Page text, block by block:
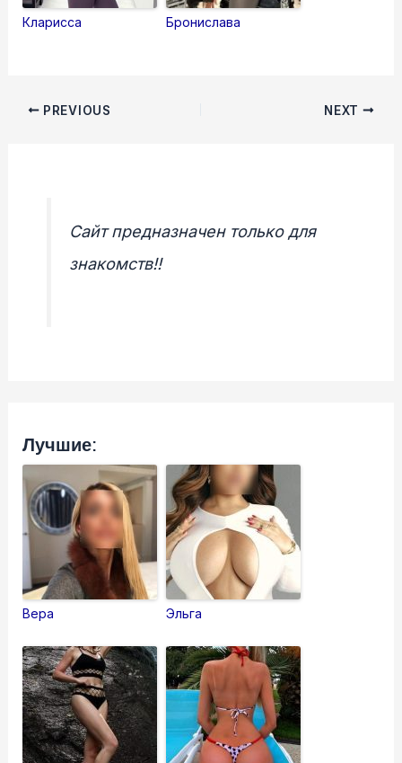
Кларисса Бронислава
Post PREVIOUS NEXT
Сайт предназначен только для
знакомств!!
Лучшие:
Вера Эльга